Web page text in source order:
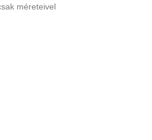
méreteivel